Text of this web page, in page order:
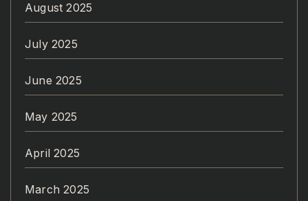
August 2025
July 2025
June 2025
May 2025
April 2025
March 2025